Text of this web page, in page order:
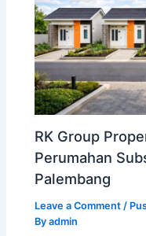
RK Group
Perumahan
Palembang
Leave a Comment /
Byadmin